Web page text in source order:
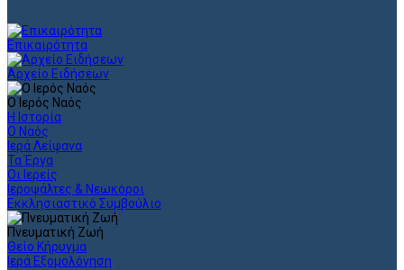
Επικαιρότητα
Αρχείο Ειδήσεων
Ο Ιερός Ναός
Η Ιστορία
Ο Ναός
Ιερά Λείψανα
Τα Έργα
Οι Ιερείς
Ιεροψάλτες & Νεωκόροι
Εκκλησιαστικό Συμβούλιο
Πνευματική Ζωή
Θείο Κήρυγμα
Ιερά Εξομολόγηση